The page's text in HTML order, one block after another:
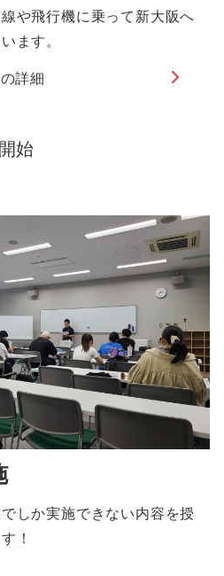
や飛行機に乗って新大阪へ
ます。
詳細
始
しか実施できない内容を授
！